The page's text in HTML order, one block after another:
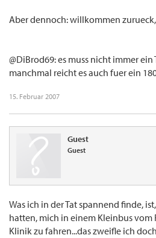
Aber dennoch: willkommen
@DiBrod69: es muss nicht immer ein
manchmal reicht es auch fuer ein
15. Februar 2007
Guest
Guest
Was ich in der Tat spannend finde,
hatten, mich in einem Kleinbus
Klinik zu fahren...das zweifle ich